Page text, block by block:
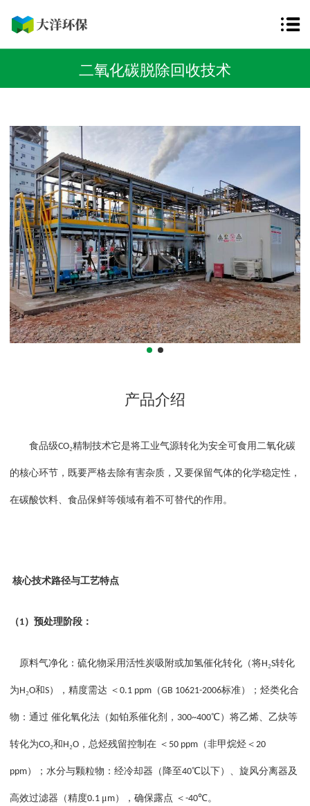
二氧化碳脱除回收技术
产品介绍
食品级CO₂精制技术它是将工业气源转化为安全可食用二氧化碳
的核心环节，既要严格去除有害杂质，又要保留气体的化学稳定性，
在碳酸饮料、食品保鲜等领域有着不可替代的作用。
核心技术路径与工艺特点
（1） 预处理阶段：
原料气净化 ： 硫化物采用活性炭吸附或加氢催化转化（将H ₂S转化
为 H ₂O和S），精度需达 ＜ 0.1 ppm （GB 10621-2006标准） ； 烃类化合
物：通过 催化氧化法（如铂系催化剂， 300~400℃）将乙烯、乙炔等
转化为CO₂和 H ₂O ，总烃残留控制在 ＜ 50 ppm （非甲烷烃＜ 20
ppm） ； 水分与颗粒物：经冷却器（降至40℃以下）、旋风分离器及
高效过滤器（精度0.1 μm），确保露点 ＜ -40℃。